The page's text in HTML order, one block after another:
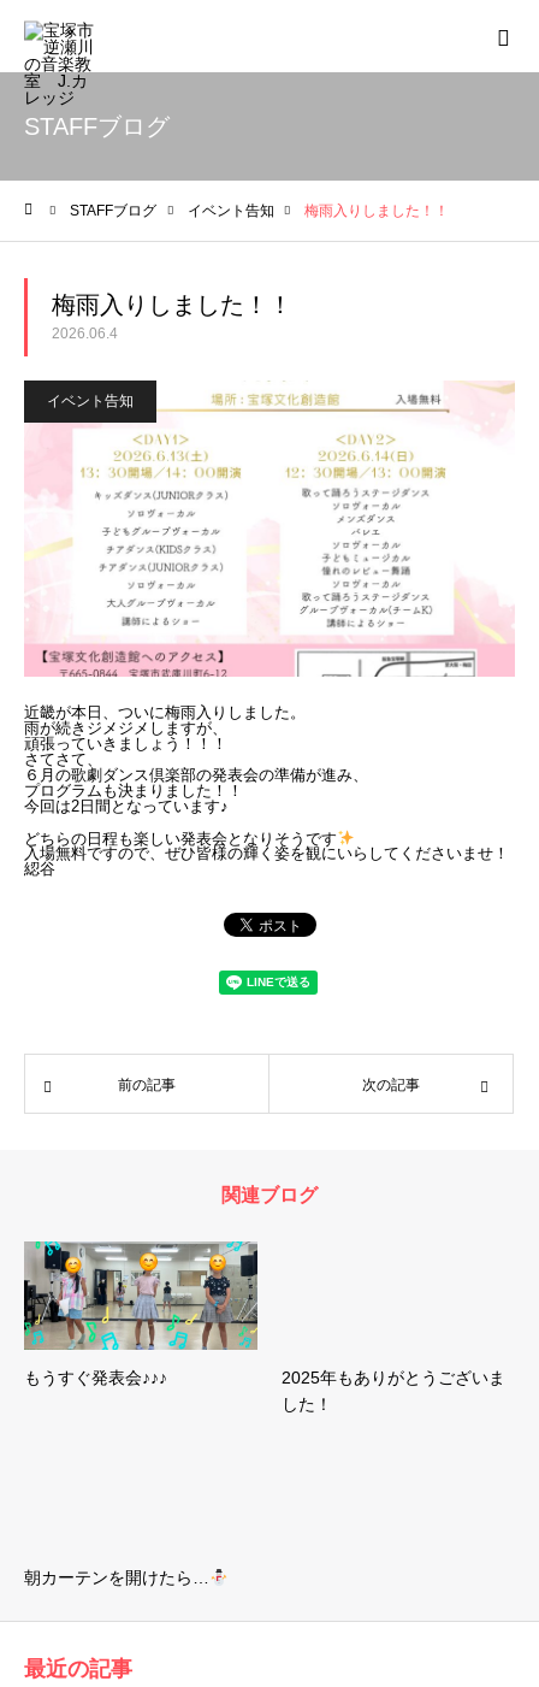
STAFFブログ
STAFFブログ イベント告知 梅雨入りしました！！
梅雨入りしました！！
2026.06.4
イベント告知
近畿が本日、ついに梅雨入りしました。
雨が続きジメジメしますが、
頑張っていきましょう！！！
さてさて、
６月の歌劇ダンス倶楽部の発表会の準備が進み、
プログラムも決まりました！！
今回は2日間となっています♪
どちらの日程も楽しい発表会となりそうです
入場無料ですので、ぜひ皆様の輝く姿を観にいらしてくださいませ！
綛谷
前の記事 次の記事
関連ブログ
もうすぐ発表会♪♪♪
2025年もありがとうございま
した！
朝カーテンを開けたら…
最近の記事